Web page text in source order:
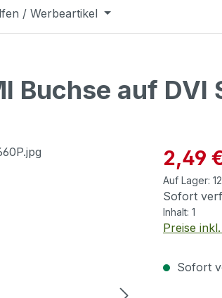
/ Werbeartikel
Buchse auf DVI
2,49
Auf Lager:
Sofort
Inhalt: 1
Preise
Sofort